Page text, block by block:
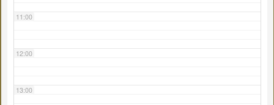
11:00
12:00
13:00